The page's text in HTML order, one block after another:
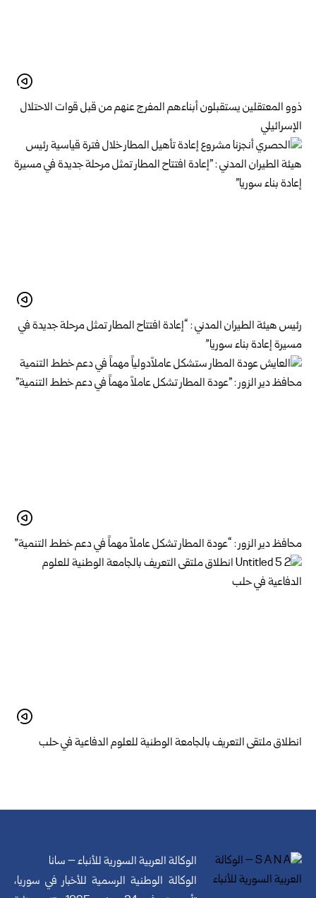
ذوو المعتقلين يستقبلون أبناءهم المفرج عنهم من قبل قوات الاحتلال
الإسرائيلي
رئيس هيئة الطيران المدني : “إعادة افتتاح المطار تمثل مرحلة جديدة في
مسيرة إعادة بناء سوريا”
محافظ دير الزور : “عودة المطار تشكل عاملاً مهماً في دعم خطط التنمية”
انطلاق ملتقى التعريف بالجامعة الوطنية للعلوم الدفاعية في حلب
الوكالة العربية السورية للأنباء – سانا
الوكالة الوطنية الرسمية للأخبار في سوريا،